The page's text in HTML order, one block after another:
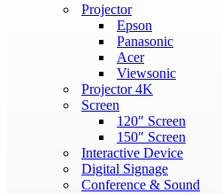
Projector
Epson
Panasonic
Acer
Viewsonic
Projector 4K
Screen
120″ Screen
150″ Screen
Interactive Device
Digital Signage
Conference & Sound